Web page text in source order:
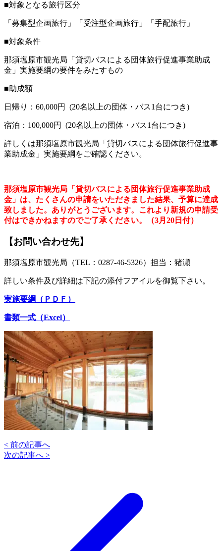
■対象となる旅行区分
「募集型企画旅行」「受注型企画旅行」「手配旅行」
■対象条件
那須塩原市観光局「貸切バスによる団体旅行促進事業助成
金」実施要綱の要件をみたすもの
■助成額
日帰り：60,000円 (20名以上の団体・バス1台につき)
宿泊：100,000円 (20名以上の団体・バス1台につき)
詳しくは那須塩原市観光局「貸切バスによる団体旅行促進事
業助成金」実施要綱をご確認ください。
那須塩原市観光局「貸切バスによる団体旅行促進事業助成
金」は、たくさんの申請をいただきました結果、予算に達成
致しました。ありがとうございます。 これより新規の申請受
付はできかねますのでご了承ください。
（3月20日付）
【お問い合わせ先】
那須塩原市観光局（TEL：0287-46-5326）担当：猪瀬
詳しい条件及び詳細は下記の添付フアイルを御覧下さい。
実施要綱（ＰＤＦ）
書類一式（Excel）
< 前の記事へ
次の記事へ >